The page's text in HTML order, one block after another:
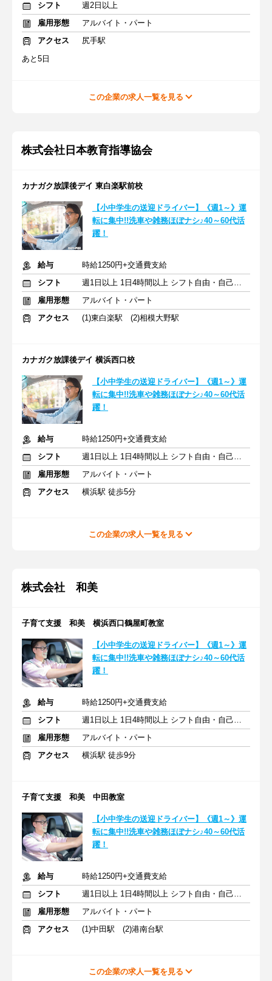
シフト
週2日以上
雇用形態
アルバイト・パート
アクセス
尻手駅
あと5日
この企業の求人一覧を見る
株式会社日本教育指導協会
カナガク放課後デイ 東白楽駅前校
【小中学生の送迎ドライバー】《週1～》運
転に集中!!洗車や雑務ほぼナシ♪40～60代活
躍！
給与
時給1250円+交通費支給
シフト
週1日以上 1日4時間以上 シフト自由・自己申告
雇用形態
アルバイト・パート
アクセス
(1)東白楽駅 (2)相模大野駅
カナガク放課後デイ 横浜西口校
【小中学生の送迎ドライバー】《週1～》運
転に集中!!洗車や雑務ほぼナシ♪40～60代活
躍！
給与
時給1250円+交通費支給
シフト
週1日以上 1日4時間以上 シフト自由・自己申告
雇用形態
アルバイト・パート
アクセス
横浜駅 徒歩5分
この企業の求人一覧を見る
株式会社 和美
子育て支援 和美 横浜西口鶴屋町教室
【小中学生の送迎ドライバー】《週1～》運
転に集中!!洗車や雑務ほぼナシ♪40～60代活
躍！
給与
時給1250円+交通費支給
シフト
週1日以上 1日4時間以上 シフト自由・自己申告
雇用形態
アルバイト・パート
アクセス
横浜駅 徒歩9分
子育て支援 和美 中田教室
【小中学生の送迎ドライバー】《週1～》運
転に集中!!洗車や雑務ほぼナシ♪40～60代活
躍！
給与
時給1250円+交通費支給
シフト
週1日以上 1日4時間以上 シフト自由・自己申告
雇用形態
アルバイト・パート
アクセス
(1)中田駅 (2)港南台駅
この企業の求人一覧を見る